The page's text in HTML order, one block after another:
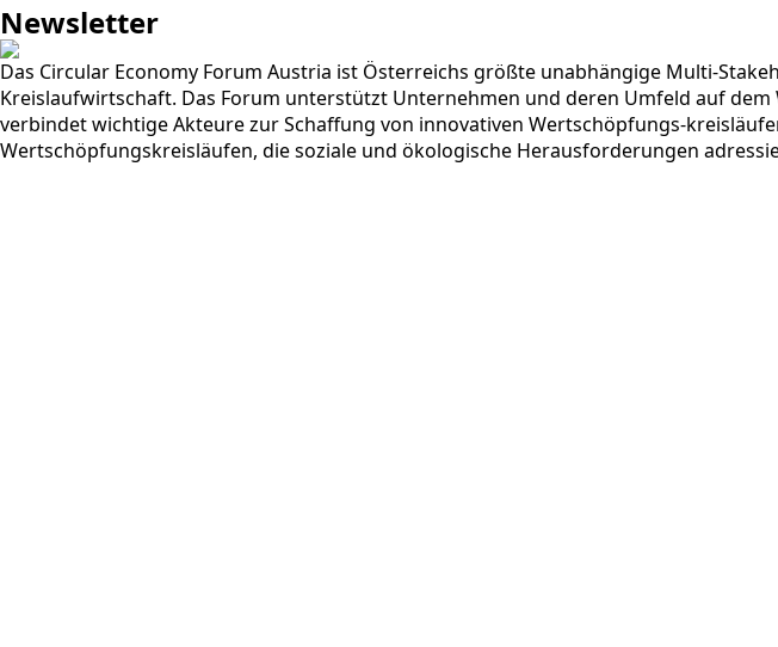
Newsletter
Das Circular Economy Forum Austria ist Österreichs größte unabhängige Multi-
Kreislaufwirtschaft. Das Forum unterstützt Unternehmen und deren Umfeld auf
verbindet wichtige Akteure zur Schaffung von innovativen Wertschöpfungs-
Wertschöpfungskreisläufen, die soziale und ökologische Herausforderungen